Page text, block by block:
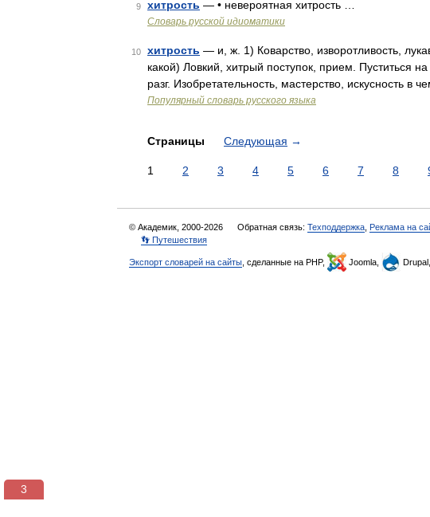
9 хитрость — • невероятная хитрость …
Словарь русской идиоматики
10 хитрость — и, ж. 1) Коварство, изворотливость,
какой) Ловкий, хитрый поступок, прием. Пуститься
разг. Изобретательность, мастерство, искусность в
Популярный словарь русского языка
Страницы Следующая →
1 2 3 4 5 6 7 8
© Академик, 2000-2026 Обратная связь: Техподдержка Реклама на
👣 Путешествия
Экспорт словарей на сайты , сделанные на PHP, Joomla, Drupal,
3